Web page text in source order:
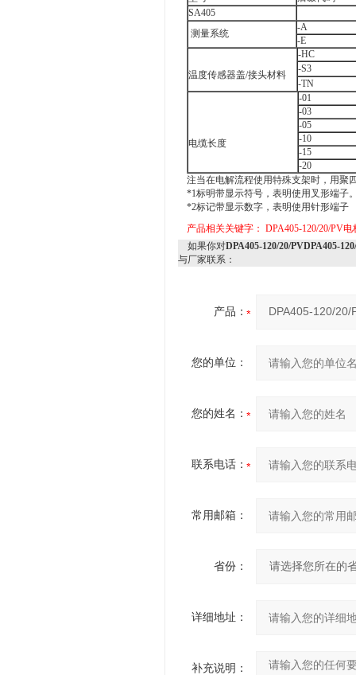
SA405
测量系统
-A
-E
温度传感器盖/接头材料
-HC
-S3
-TN
电缆长度
-01
-03
-05
-10
-15
-20
注当在电解流程使用特殊支架时，用聚
*1标明带显示符号，表明使用叉形端子
*2标记带显示数字，表明使用针形端子
产品相关关键字： DPA405-120/20/PV电
如果你对DPA405-120/20/PVDPA405-
与厂家联系：
产品：
您的单位：
您的姓名：
联系电话：
常用邮箱：
省份：
详细地址：
补充说明：